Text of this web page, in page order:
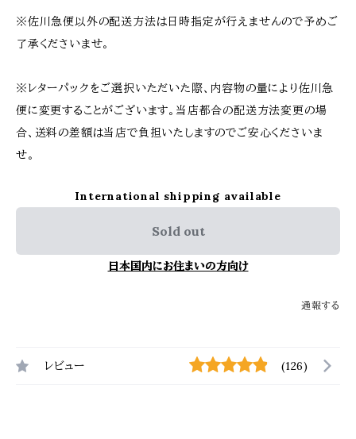
※佐川急便以外の配送方法は日時指定が行えませんので予めご
了承くださいませ。
※レターパックをご選択いただいた際、内容物の量により佐川急
便に変更することがございます。当店都合の配送方法変更の場
合、送料の差額は当店で負担いたしますのでご安心くださいま
せ。
International shipping available
Sold out
日本国内にお住まいの方向け
通報する
レビュー (126)